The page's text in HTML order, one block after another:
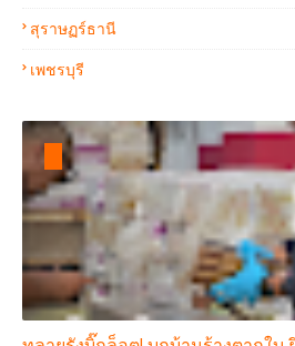
สุราษฏร์ธานี
เพชรบุรี